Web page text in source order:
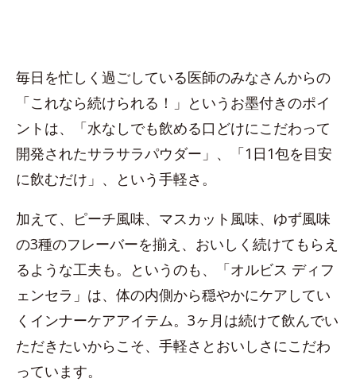
毎日を忙しく過ごしている医師のみなさんからの
「これなら続けられる！」というお墨付きのポイ
ントは、「水なしでも飲める口どけにこだわって
開発されたサラサラパウダー」、「1日1包を目安
に飲むだけ」、という手軽さ。
加えて、ピーチ風味、マスカット風味、ゆず風味
の3種のフレーバーを揃え、おいしく続けてもらえ
るような工夫も。というのも、「オルビス ディフ
ェンセラ」は、体の内側から穏やかにケアしてい
くインナーケアアイテム。3ヶ月は続けて飲んでい
ただきたいからこそ、手軽さとおいしさにこだわ
っています。